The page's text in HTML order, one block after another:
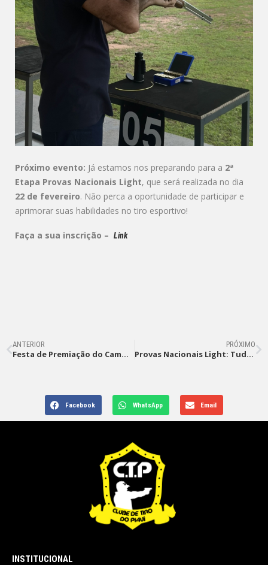
Próximo evento: Já estamos nos preparando para a 2ª
Etapa Provas Nacionais Light, que será realizada no dia
22 de fevereiro. Não perca a oportunidade de participar e
aprimorar suas habilidades no tiro esportivo!
Faça a sua inscrição – Link
ANTERIOR
Festa de Premiação do Campeonato M4 Tática Celebra o Sucesso do Tiro Esportivo em 2024
PRÓXIMO
Provas Nacionais Light: Tudo o que Você Precisa Saber!
Facebook WhatsApp Email
INSTITUCIONAL